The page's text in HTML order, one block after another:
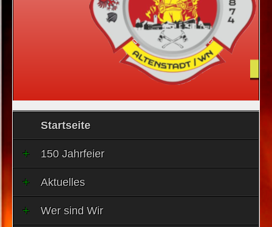
Startseite
150 Jahrfeier
Aktuelles
Wer sind Wir